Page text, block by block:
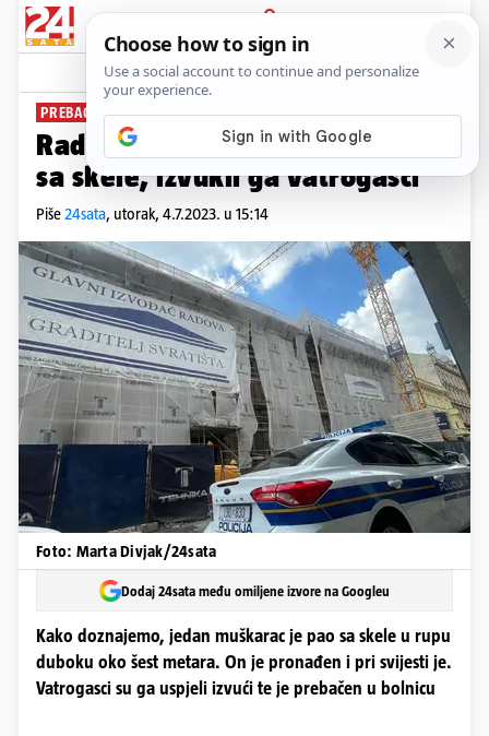
PRIJAVA
News Komentari
PREBACILI GA U BOLNICU
Radnik u Zagrebu upao u rupu
sa skele, izvukli ga vatrogasci
Piše24sata, utorak, 4.7.2023. u 15:14
Foto: Marta Divjak/24sata
Dodaj 24sata među omiljene izvore na Googleu
Kako doznajemo, jedan muškarac je pao sa skele u rupu
duboku oko šest metara. On je pronađen i pri svijesti je.
Vatrogasci su ga uspjeli izvući te je prebačen u bolnicu